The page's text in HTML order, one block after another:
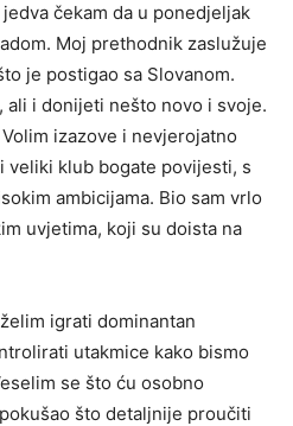
čekam da u ponedjeljak
Moj prethodnik zaslužuje
je postigao sa Slovanom.
ali i donijeti nešto novo i svoje.
izazove i nevjerojatno
veliki klub bogate povijesti, s
ambicijama. Bio sam vrlo
uvjetima, koji su doista na
igrati dominantan
utakmice kako bismo
se što ću osobno
što detaljnije proučiti